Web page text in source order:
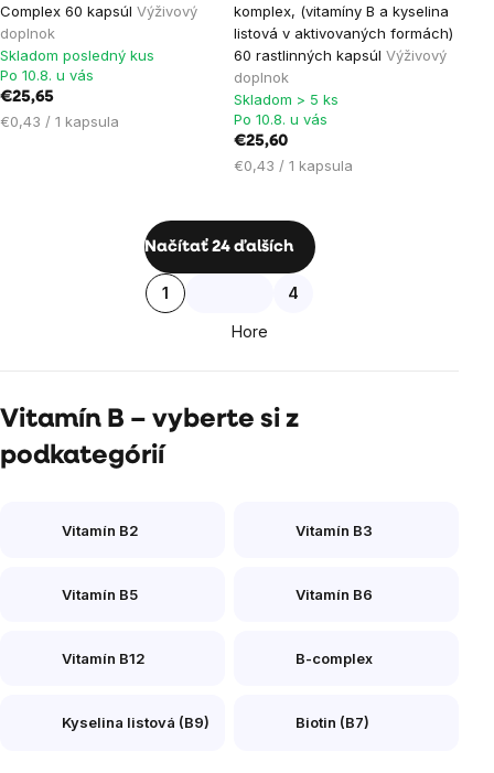
Complex 60 kapsúl Výživový
doplnok
Skladom posledný kus
Po 10.8. u vás
€25,65
Jednotková
€0,43 / 1 kapsula
komplex, (vitamíny B a kyselina
listová v aktivovaných formách)
60 rastlinných kapsúl Výživový
doplnok
Skladom > 5 ks
Po 10.8. u vás
€25,60
Jednotková
€0,43 / 1 kapsula
Ovládacie
výpisu
Načítať 24 ďalších
Stránkovanie
1 4
Hore
Vitamín B – vyberte si z
podkategórií
Vitamín B2 Vitamín B3
Vitamín B5 Vitamín B6
Vitamín B12 B-complex
Kyselina listová (B9) Biotin (B7)